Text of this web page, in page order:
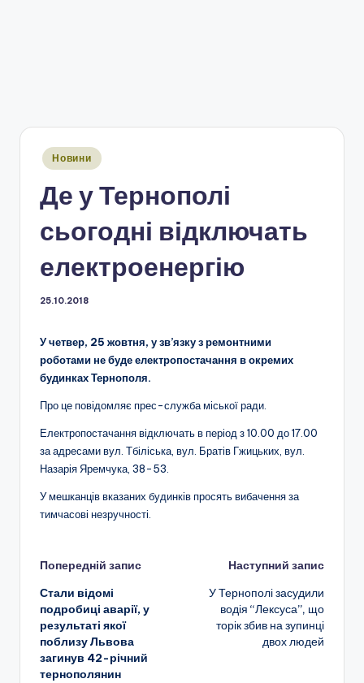
Опубліковано
Новини
Де у Тернополі
сьогодні відключать
електроенергію
25.10.2018
У четвер, 25 жовтня, у зв’язку з ремонтними
роботами не буде електропостачання в окремих
будинках Тернополя.
Про це повідомляє прес-служба міської ради.
Електропостачання відключать в період з 10.00 до 17.00
за адресами вул. Тбіліська, вул. Братів Гжицьких, вул.
Назарія Яремчука, 38-53.
У мешканців вказаних будинків просять вибачення за
тимчасові незручності.
Навігація
по
запису
Попередній запис
Стали відомі
подробиці аварії, у
результаті якої
поблизу Львова
загинув 42-річний
тернополянин
Наступний запис
У Тернополі засудили
водія “Лексуса”, що
торік збив на зупинці
двох людей